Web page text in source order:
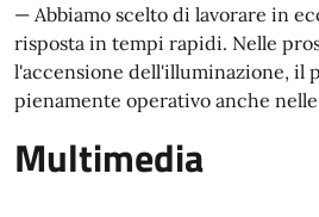
— Abbiamo scelto di lavorare in
risposta in tempi rapidi. Nelle
l'accensione dell'illuminazione, il
pienamente operativo anche
Multimedia